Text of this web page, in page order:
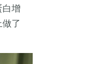
白增
了